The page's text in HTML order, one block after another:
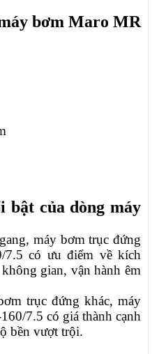
bơm Maro MR
bật của dòng máy
máy bơm trục đứng
7.5 có ưu điểm về kích
gian, vận hành êm
trục đứng khác, máy
7.5 có giá thành cạnh
bền vượt trội.